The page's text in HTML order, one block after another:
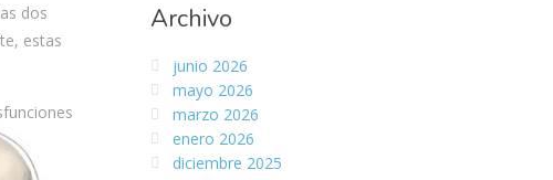
dos
estas
Archivo
junio 2026
mayo 2026
marzo 2026
enero 2026
diciembre 2025